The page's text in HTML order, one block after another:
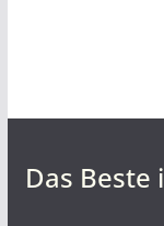
Das Beste